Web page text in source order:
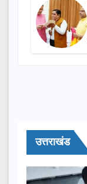
उत्तराखंड